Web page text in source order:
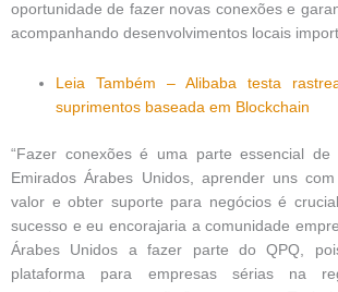
oportunidade de fazer novas conexões e
acompanhando desenvolvimentos locais
Leia Também – Alibaba testa
suprimentos baseada em Blockchain
“Fazer conexões é uma parte essencial de
Emirados Árabes Unidos, aprender uns
valor e obter suporte para negócios é
sucesso e eu encorajaria a comunidade
Árabes Unidos a fazer parte do QPQ,
plataforma para empresas sérias na